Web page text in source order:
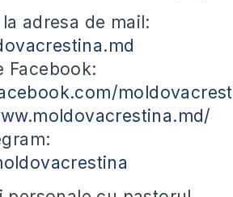
adresa de mail:
Facebook: